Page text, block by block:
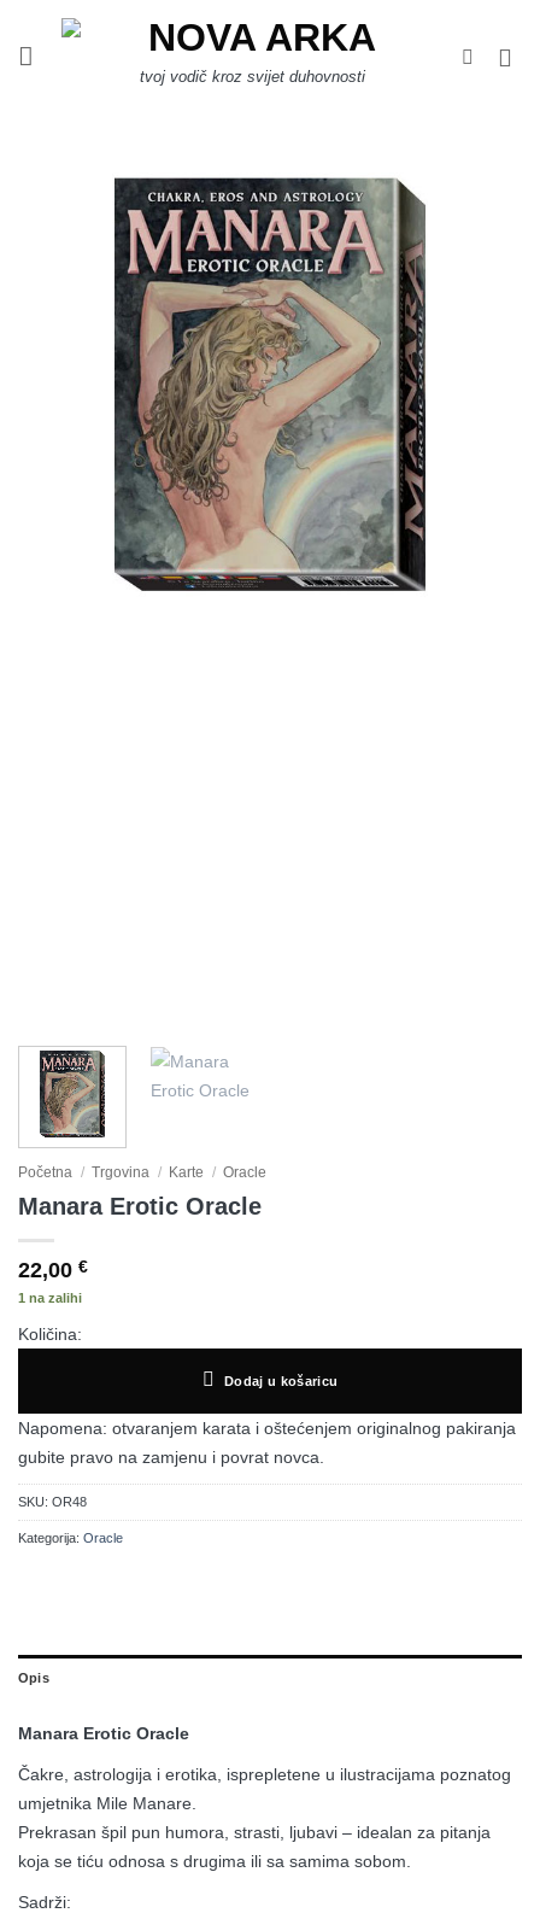
content
tvoj vodič kroz svijet duhovnosti
Početna / Trgovina / Karte / Oracle
Manara Erotic Oracle
22,00 €
1 na zalihi
Količina:
Dodaj u košaricu
Napomena: otvaranjem karata i oštećenjem originalnog pakiranja
gubite pravo na zamjenu i povrat novca.
SKU: OR48
Kategorija: Oracle
Opis
Manara Erotic Oracle
Čakre, astrologija i erotika, isprepletene u ilustracijama poznatog
umjetnika Mile Manare.
Prekrasan špil pun humora, strasti, ljubavi – idealan za pitanja
koja se tiću odnosa s drugima ili sa samima sobom.
Sadrži: